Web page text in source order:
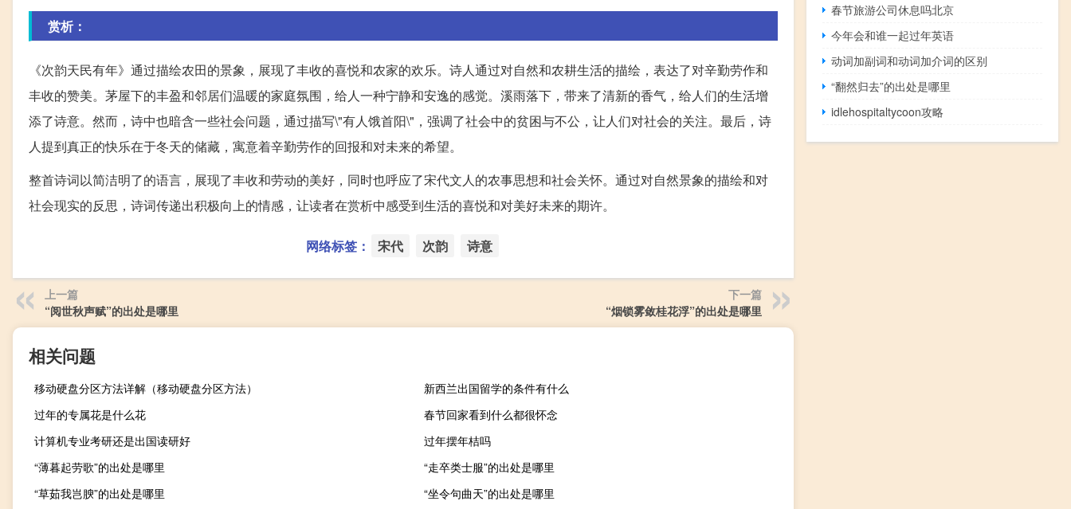
赏析：
《次韵天民有年》通过描绘农田的景象，展现了丰收的喜悦和农家的欢乐。诗人通过对自然和农耕生活的描绘，表达了对辛勤劳作和
丰收的赞美。茅屋下的丰盈和邻居们温暖的家庭氛围，给人一种宁静和安逸的感觉。溪雨落下，带来了清新的香气，给人们的生活增
添了诗意。然而，诗中也暗含一些社会问题，通过描写\"有人饿首阳\"，强调了社会中的贫困与不公，让人们对社会的关注。最后，诗
人提到真正的快乐在于冬天的储藏，寓意着辛勤劳作的回报和对未来的希望。
整首诗词以简洁明了的语言，展现了丰收和劳动的美好，同时也呼应了宋代文人的农事思想和社会关怀。通过对自然景象的描绘和对
社会现实的反思，诗词传递出积极向上的情感，让读者在赏析中感受到生活的喜悦和对美好未来的期许。
网络标签： 宋代 次韵 诗意
上一篇
“阅世秋声赋”的出处是哪里
下一篇
“烟锁雾敛桂花浮”的出处是哪里
相关问题
移动硬盘分区方法详解（移动硬盘分区方法）
新西兰出国留学的条件有什么
过年的专属花是什么花
春节回家看到什么都很怀念
计算机专业考研还是出国读研好
过年摆年桔吗
“薄暮起劳歌”的出处是哪里
“走卒类士服”的出处是哪里
“草茹我岂腴”的出处是哪里
“坐令句曲天”的出处是哪里
春节旅游公司休息吗北京
今年会和谁一起过年英语
动词加副词和动词加介词的区别
“翻然归去”的出处是哪里
idlehospitaltycoon攻略